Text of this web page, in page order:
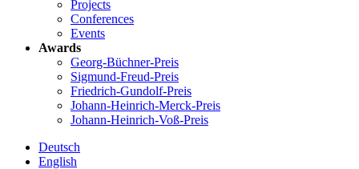
Projects
Conferences
Events
Awards
Georg-Büchner-Preis
Sigmund-Freud-Preis
Friedrich-Gundolf-Preis
Johann-Heinrich-Merck-Preis
Johann-Heinrich-Voß-Preis
Deutsch
English